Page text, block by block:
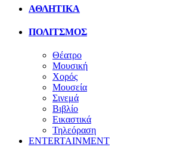
ΑΘΛΗΤΙΚΑ
ΠΟΛΙΤΣΜΟΣ
Θέατρο
Μουσική
Χορός
Μουσεία
Σινεμά
Βιβλίο
Εικαστικά
Τηλεόραση
ENTERTAINMENT